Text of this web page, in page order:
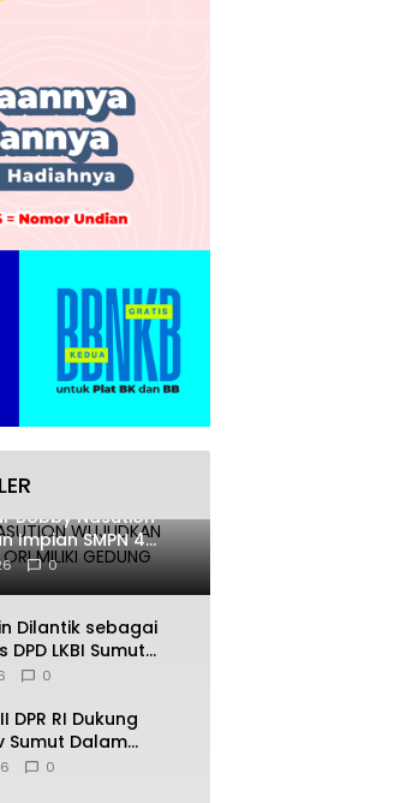
Bobby Nasution
Impian SMPN 4
Miliki Gedung
0
Dilantik sebagai
DPD LKBI Sumut
Tegaskan
0
DPR RI Dukung
Sumut Dalam
Pungli di
0